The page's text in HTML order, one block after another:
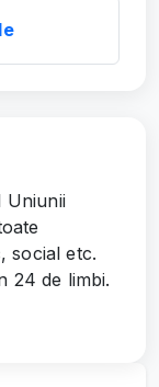
Uniunii
social etc.
24 de limbi.